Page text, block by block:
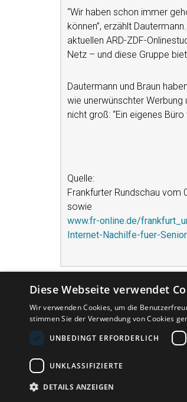
“Wir haben schon immer
können”, erzählt
aktuellen ARD-ZDF-
Netz – und diese Gruppe
Dautermann und Braun
wie unerwünschter
nicht groß: “Ein eigenes
Quelle:
Frankfurter Rundschau vom
sowie
www.fr-online.de/
Internet-Nachilfe-fuer-
MEINUNG
Diese Webseite verwendet
Wir verwenden Cookies, um die
stimmen Sie der Verwendung von Cookies
UNBEDINGT ERFORDERLICH
UNKLASSIFIZIERTE
DETAILS ANZEIGEN